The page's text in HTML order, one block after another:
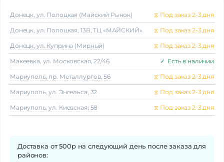
Донецк, ул. Полоцкая (Майский Рынок) ⧖ Под заказ 2-3 дня
Донецк, ул. Полоцкая, 13В, ТЦ «МАЙСКИЙ» ⧖ Под заказ 2-3 дня
Донецк, ул. Куприна (Мирный) ⧖ Под заказ 2-3 дня
Макеeвка, ул. Московская, 22/46 ✓ Есть в наличии
Мариуполь, пр. Металлургов, 56 ⧖ Под заказ 2-3 дня
Мариуполь, ул. Энгельса, 32 ⧖ Под заказ 2-3 дня
Мариуполь, ул. Киевская, 58 ⧖ Под заказ 2-3 дня
Доставка от 500р на следующий день после заказа для
районов: